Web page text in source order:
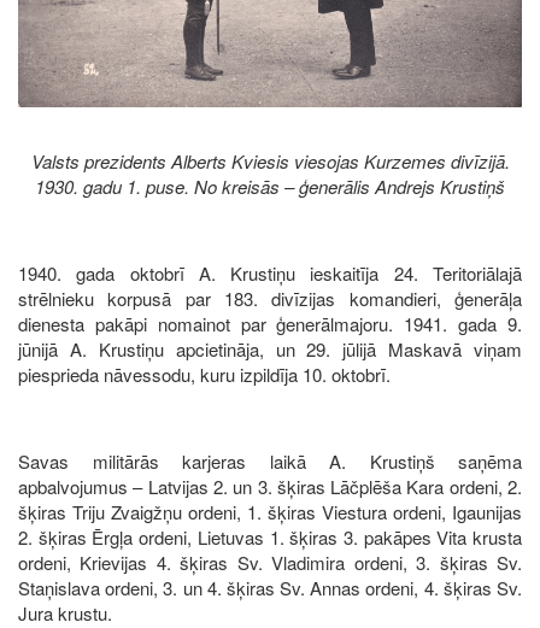
Valsts prezidents Alberts Kviesis viesojas Kurzemes divīzijā.
1930. gadu 1. puse. No kreisās – ģenerālis Andrejs Krustiņš
1940. gada oktobrī A. Krustiņu ieskaitīja 24. Teritoriālajā
strēlnieku korpusā par 183. divīzijas komandieri, ģenerāļa
dienesta pakāpi nomainot par ģenerālmajoru. 1941. gada 9.
jūnijā A. Krustiņu apcietināja, un 29. jūlijā Maskavā viņam
piesprieda nāvessodu, kuru izpildīja 10. oktobrī.
Savas militārās karjeras laikā A. Krustiņš saņēma
apbalvojumus – Latvijas 2. un 3. šķiras Lāčplēša Kara ordeni, 2.
šķiras Triju Zvaigžņu ordeni, 1. šķiras Viestura ordeni, Igaunijas
2. šķiras Ērgļa ordeni, Lietuvas 1. šķiras 3. pakāpes Vita krusta
ordeni, Krievijas 4. šķiras Sv. Vladimira ordeni, 3. šķiras Sv.
Staņislava ordeni, 3. un 4. šķiras Sv. Annas ordeni, 4. šķiras Sv.
Jura krustu.